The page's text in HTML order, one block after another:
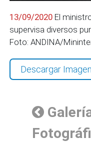
13/09/2020 El
supervisa diversos
Foto: ANDINA/
Descargar Imagen